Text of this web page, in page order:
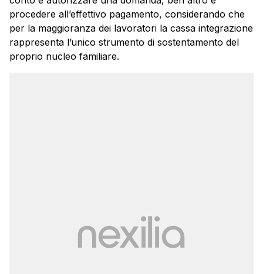
procedere all’effettivo pagamento, considerando che
per la maggioranza dei lavoratori la cassa integrazione
rappresenta l’unico strumento di sostentamento del
proprio nucleo familiare.